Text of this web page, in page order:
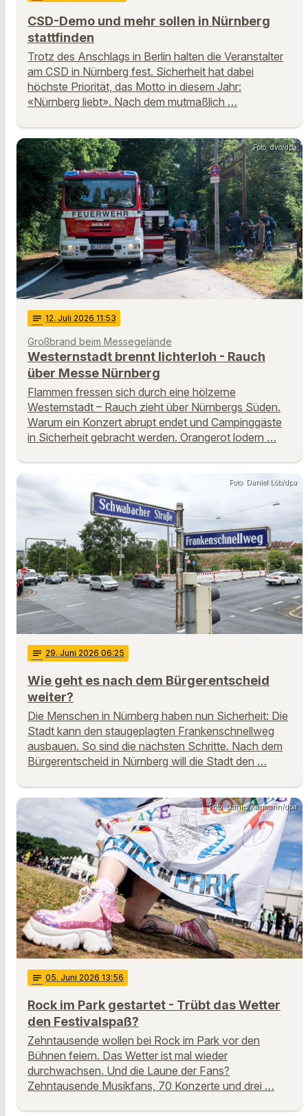
CSD-Demo und mehr sollen in Nürnberg
stattfinden
Trotz des Anschlags in Berlin halten die Veranstalter
am CSD in Nürnberg fest. Sicherheit hat dabei
höchste Priorität, das Motto in diesem Jahr:
«Nürnberg liebt». Nach dem mutmaßlich …
Foto: dvo/dpa
notes 12. Juli 2026 11:53
Großbrand beim Messegelände
Westernstadt brennt lichterloh - Rauch
über Messe Nürnberg
Flammen fressen sich durch eine hölzerne
Westernstadt – Rauch zieht über Nürnbergs Süden.
Warum ein Konzert abrupt endet und Campinggäste
in Sicherheit gebracht werden. Orangerot lodern …
Foto: Daniel Löb/dpa
notes 29. Juni 2026 06:25
Wie geht es nach dem Bürgerentscheid
weiter?
Die Menschen in Nürnberg haben nun Sicherheit: Die
Stadt kann den staugeplagten Frankenschnellweg
ausbauen. So sind die nächsten Schritte. Nach dem
Bürgerentscheid in Nürnberg will die Stadt den …
Foto: Daniel Karmann/dpa
notes 05. Juni 2026 13:56
Rock im Park gestartet - Trübt das Wetter
den Festivalspaß?
Zehntausende wollen bei Rock im Park vor den
Bühnen feiern. Das Wetter ist mal wieder
durchwachsen. Und die Laune der Fans?
Zehntausende Musikfans, 70 Konzerte und drei …